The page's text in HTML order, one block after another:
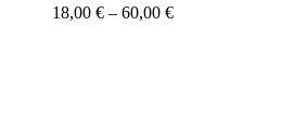
18,00 € – 60,00 €Price